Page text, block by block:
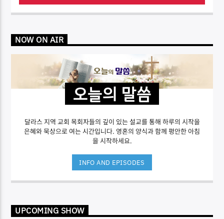
NOW ON AIR
오늘의 말씀
달라스 지역 교회 목회자들의 깊이 있는 설교를 통해 하루의 시작을
은혜와 묵상으로 여는 시간입니다. 영혼의 양식과 함께 평안한 아침
을 시작하세요.
INFO AND EPISODES
UPCOMING SHOW